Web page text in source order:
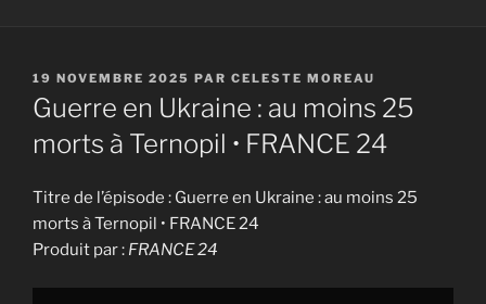
PUBLIÉ
LE
19 NOVEMBRE 2025 PAR CELESTE MOREAU
Guerre en Ukraine : au moins 25
morts à Ternopil • FRANCE 24
Titre de l’épisode : Guerre en Ukraine : au moins 25
morts à Ternopil • FRANCE 24
Produit par : FRANCE 24
Display